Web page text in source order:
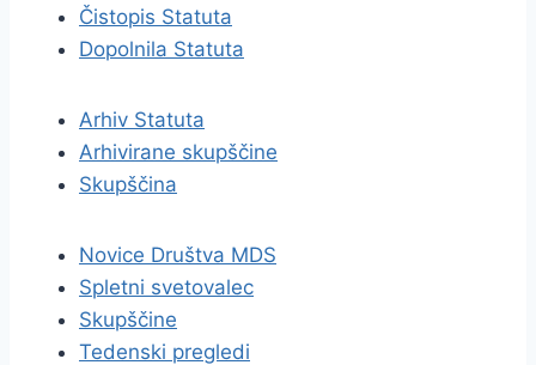
Čistopis Statuta
Dopolnila Statuta
Arhiv Statuta
Arhivirane skupščine
Skupščina
Novice Društva MDS
Spletni svetovalec
Skupščine
Tedenski pregledi